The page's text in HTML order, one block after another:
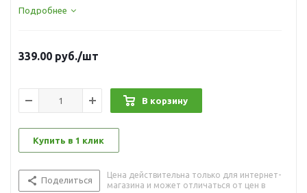
Подробнее
339.00 руб./шт
В корзину
Купить в 1 клик
Поделиться
Цена действительна только для интернет-
магазина и может отличаться от цен в